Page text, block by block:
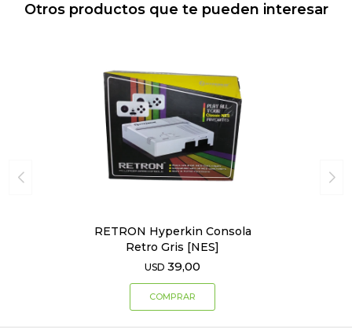
Otros productos que te pueden interesar
RETRON Hyperkin Consola
Retro Gris [NES]
USD 39,00